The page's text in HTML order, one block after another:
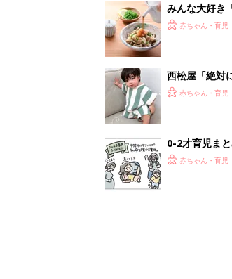
みんな大好き
養学的にも最
赤ちゃん・育児
西松屋「絶対
ズりアイテム5
赤ちゃん・育児
0-2才育児ま
赤ちゃん・育児